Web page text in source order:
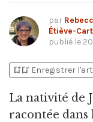
par
Étiève-
publié le
bookmark_addbookmark_added Enregistrer
La nativité de
racontée dans